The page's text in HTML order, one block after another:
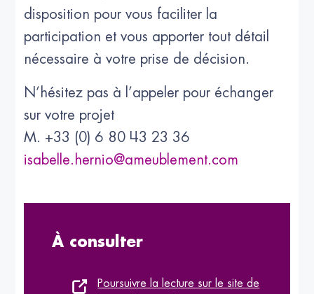
disposition pour vous faciliter la
participation et vous apporter tout détail
nécessaire à votre prise de décision.
N’hésitez pas à l’appeler pour échanger
sur votre projet
M. +33 (0) 6 80 43 23 36
isabelle.hernio@ameublement.com
À consulter
Poursuivre la lecture sur le site de